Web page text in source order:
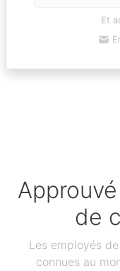
Et
de
Les employés
connues au